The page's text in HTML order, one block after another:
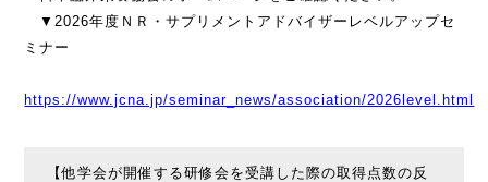
▼2026年度ＮＲ・サプリメントアドバイザーレベルアップセ
ミナー
https://www.jcna.jp/seminar_news/association/2026level.html
【他学会が開催する研修会を受講した際の取得点数の反